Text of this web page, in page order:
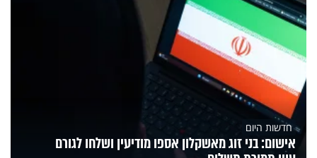
חדשות היום
אישום: בני זוג מאשקלון אספו מודיעין ושלחו לגורם